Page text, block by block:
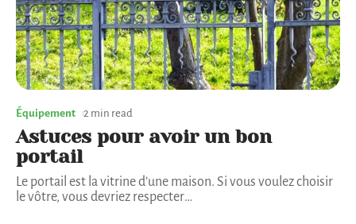
Équipement 2 min read
Astuces pour avoir un bon
portail
Le portail est la vitrine d’une maison. Si vous voulez choisir
le vôtre, vous devriez respecter…